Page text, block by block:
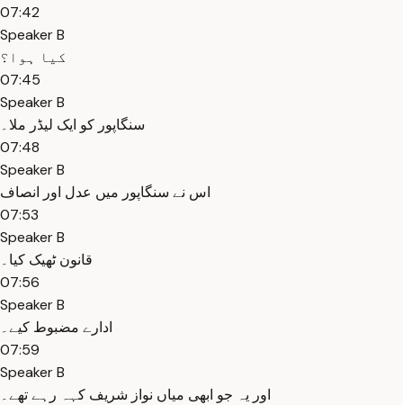
07:42
Speaker B
کیا ہوا؟
07:45
Speaker B
سنگاپور کو ایک لیڈر ملا۔
07:48
Speaker B
اس نے سنگاپور میں عدل اور انصاف
07:53
Speaker B
قانون ٹھیک کیا۔
07:56
Speaker B
ادارے مضبوط کیے۔
07:59
Speaker B
اور یہ جو ابھی میاں نواز شریف کہہ رہے تھے۔